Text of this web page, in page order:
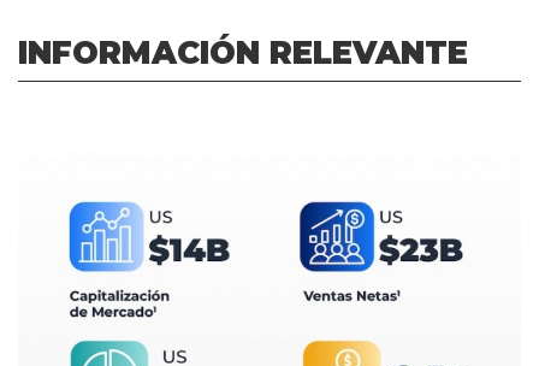
INFORMACIÓN RELEVANTE